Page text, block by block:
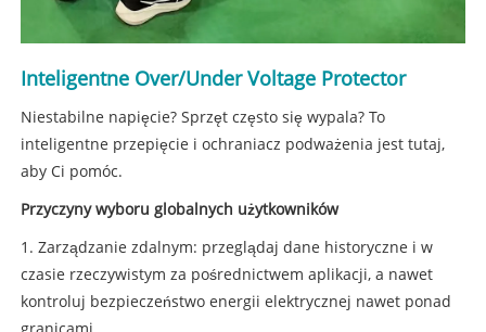
Inteligentne Over/Under Voltage Protector
Niestabilne napięcie? Sprzęt często się wypala? To
inteligentne przepięcie i ochraniacz podważenia jest tutaj,
aby Ci pomóc.
Przyczyny wyboru globalnych użytkowników
1. Zarządzanie zdalnym: przeglądaj dane historyczne i w
czasie rzeczywistym za pośrednictwem aplikacji, a nawet
kontroluj bezpieczeństwo energii elektrycznej nawet ponad
granicami.